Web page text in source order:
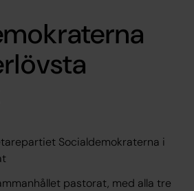
Socialdemokraterna i
pastorat, med alla tre